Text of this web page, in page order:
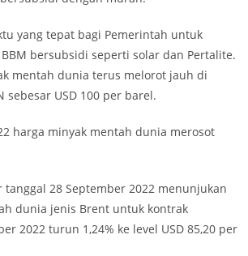
yang tepat bagi Pemerintah untuk
bersubsidi seperti solar dan Pertalite.
mentah dunia terus melorot jauh di
sebesar USD 100 per barel.
harga minyak mentah dunia merosot
tanggal 28 September 2022 menunjukan
dunia jenis Brent untuk kontrak
2022 turun 1,24% ke level USD 85,20 per